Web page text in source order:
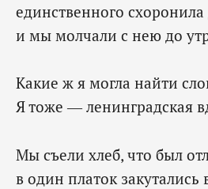
единственного схоронила
и мы молчали с нею до
Какие ж я могла найти
Я тоже — ленинградская
Мы съели хлеб, что был
в один платок закутались